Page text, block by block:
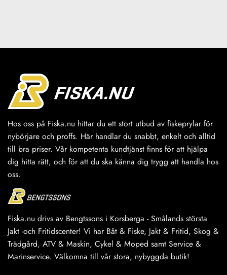
alternativen
kan
på
produktsidan
på
produktsidan
Hos oss på Fiska.nu hittar du ett stort utbud av fiskeprylar för
nybörjare och proffs. Här handlar du snabbt, enkelt och alltid
till bra priser. Vår kompetenta kundtjänst finns för att hjälpa
dig hitta rätt, och för att du ska känna dig trygg att handla hos
oss.
Fiska.nu drivs av Bengtssons i Korsberga - Smålands största
Jakt -och Fritidscenter! Vi har Båt & Fiske, Jakt & Fritid, Skog &
Trädgård, ATV & Maskin, Cykel & Moped samt Service &
Marinservice. Välkomna till vår stora, nybyggda butik!